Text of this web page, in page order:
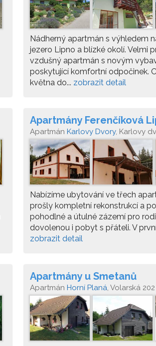
Nádherný apartmán s výhledem
jezero Lipno a blízké okolí. Velmi
vzdušný apartmán s novým
poskytující komfortní odpočinek.
května do... zobrazit detail
Apartmány Ferenčíková
Apartmán Karlovy Dvory, Karlovy
382 26 Horní Planá - Hůrka
Nabízíme ubytování ve třech
prošly kompletní rekonstrukcí a
pohodlné a útulné zázemí pro
dovolenou i pobyt s přáteli. V
zobrazit detail
Apartmány u Smetanů
Apartmán Horní Planá, Volarská 202